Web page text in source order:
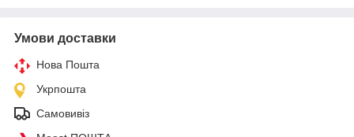
Умови доставки
Нова Пошта
Укрпошта
Самовивіз